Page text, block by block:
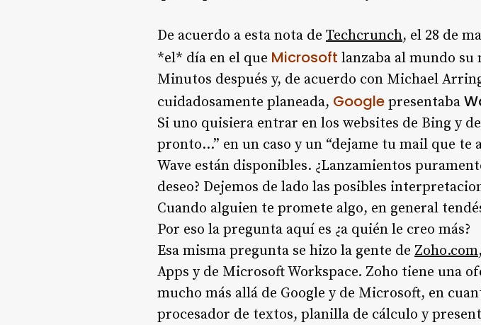
De acuerdo a esta nota de Techcrunch, el 28 de
*el* día en el que Microsoft lanzaba al mundo su
Minutos después y, de acuerdo con Michael
cuidadosamente planeada, Google presentaba
Si uno quisiera entrar en los websites de Bing y
pronto…” en un caso y un “dejame tu mail que
Wave están disponibles. ¿Lanzamientos
deseo? Dejemos de lado las posibles
Cuando alguien te promete algo, en general
Por eso la pregunta aquí es ¿a quién le creo más?
Esa misma pregunta se hizo la gente de Zoho.com
Apps y de Microsoft Workspace. Zoho tiene una
mucho más allá de Google y de Microsoft, en
procesador de textos, planilla de cálculo y